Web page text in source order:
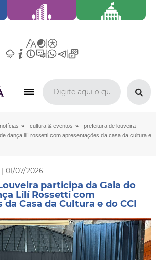
notícias » cultura & eventos »
prefeitura de louveira
dança lilí rossetti com apresentações da casa da cultura e
01/07/2026
participa da Gala do
Lilí Rossetti com
Casa da Cultura e do CCI